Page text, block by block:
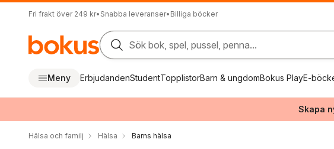
Fri frakt över 249 kr• Snabba leveranser• Billiga böcker
Sök bok, spel, pussel, penna...
Meny ErbjudandenStudentTopplistorBarn & ungdomBokus PlayE-
Skapa
Hälsa och familj Hälsa Barns hälsa